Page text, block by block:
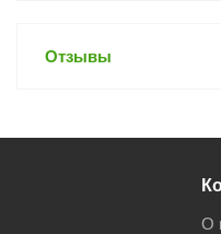
Отзывы
О